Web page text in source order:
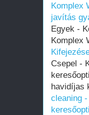
Komplex
javítás
Egyek -
Komplex
Csepel -
havidíjas
cleaning